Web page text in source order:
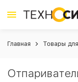
Главная Товары